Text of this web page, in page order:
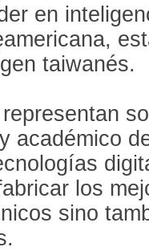
en
taiwanés.
académico
los
sino